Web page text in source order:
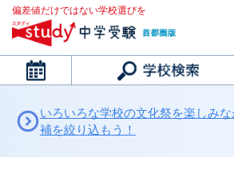
偏差値だけではない学校選びを
カレンダー
いろいろな学校の文化祭を楽しみ
補を絞り込もう！